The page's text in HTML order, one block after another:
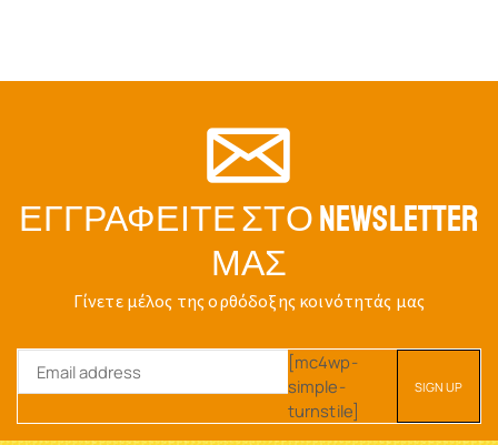
ΕΓΓΡΑΦΕΊΤΕ ΣΤΟ NEWSLETTER
ΜΑΣ
Γίνετε μέλος της ορθόδοξης κοινότητάς μας
[mc4wp-
simple-
turnstile]